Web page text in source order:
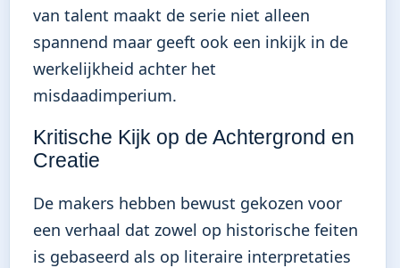
van talent maakt de serie niet alleen
spannend maar geeft ook een inkijk in de
werkelijkheid achter het
misdaadimperium.
Kritische Kijk op de Achtergrond en
Creatie
De makers hebben bewust gekozen voor
een verhaal dat zowel op historische feiten
is gebaseerd als op literaire interpretaties